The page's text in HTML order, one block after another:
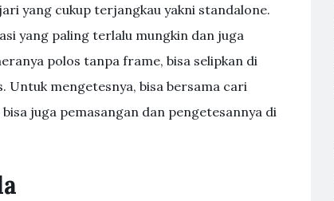
yang cukup terjangkau yakni standalone.
yang paling terlalu mungkin dan juga
polos tanpa frame, bisa selipkan di
Untuk mengetesnya, bisa bersama cari
juga pemasangan dan pengetesannya di